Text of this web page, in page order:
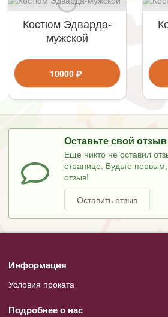
Костюм Эдварда-
мужской
10000
Оставьте свой отзыв
Еще никто не оставил
странице. Будьте
отзыв!
Оставить отзыв
Информация
Условия проката
Подробнее о нас